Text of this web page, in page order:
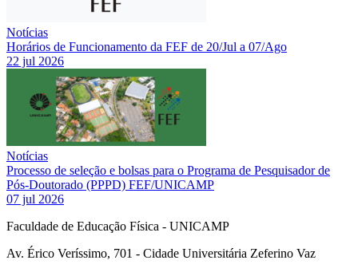
Notícias
Horários de Funcionamento da FEF de 20/Jul a 07/Ago
22 jul 2026
Notícias
Processo de seleção e bolsas para o Programa de Pesquisador de
Pós-Doutorado (PPPD) FEF/UNICAMP
07 jul 2026
Faculdade de Educação Física - UNICAMP
Av. Érico Veríssimo, 701 - Cidade Universitária Zeferino Vaz